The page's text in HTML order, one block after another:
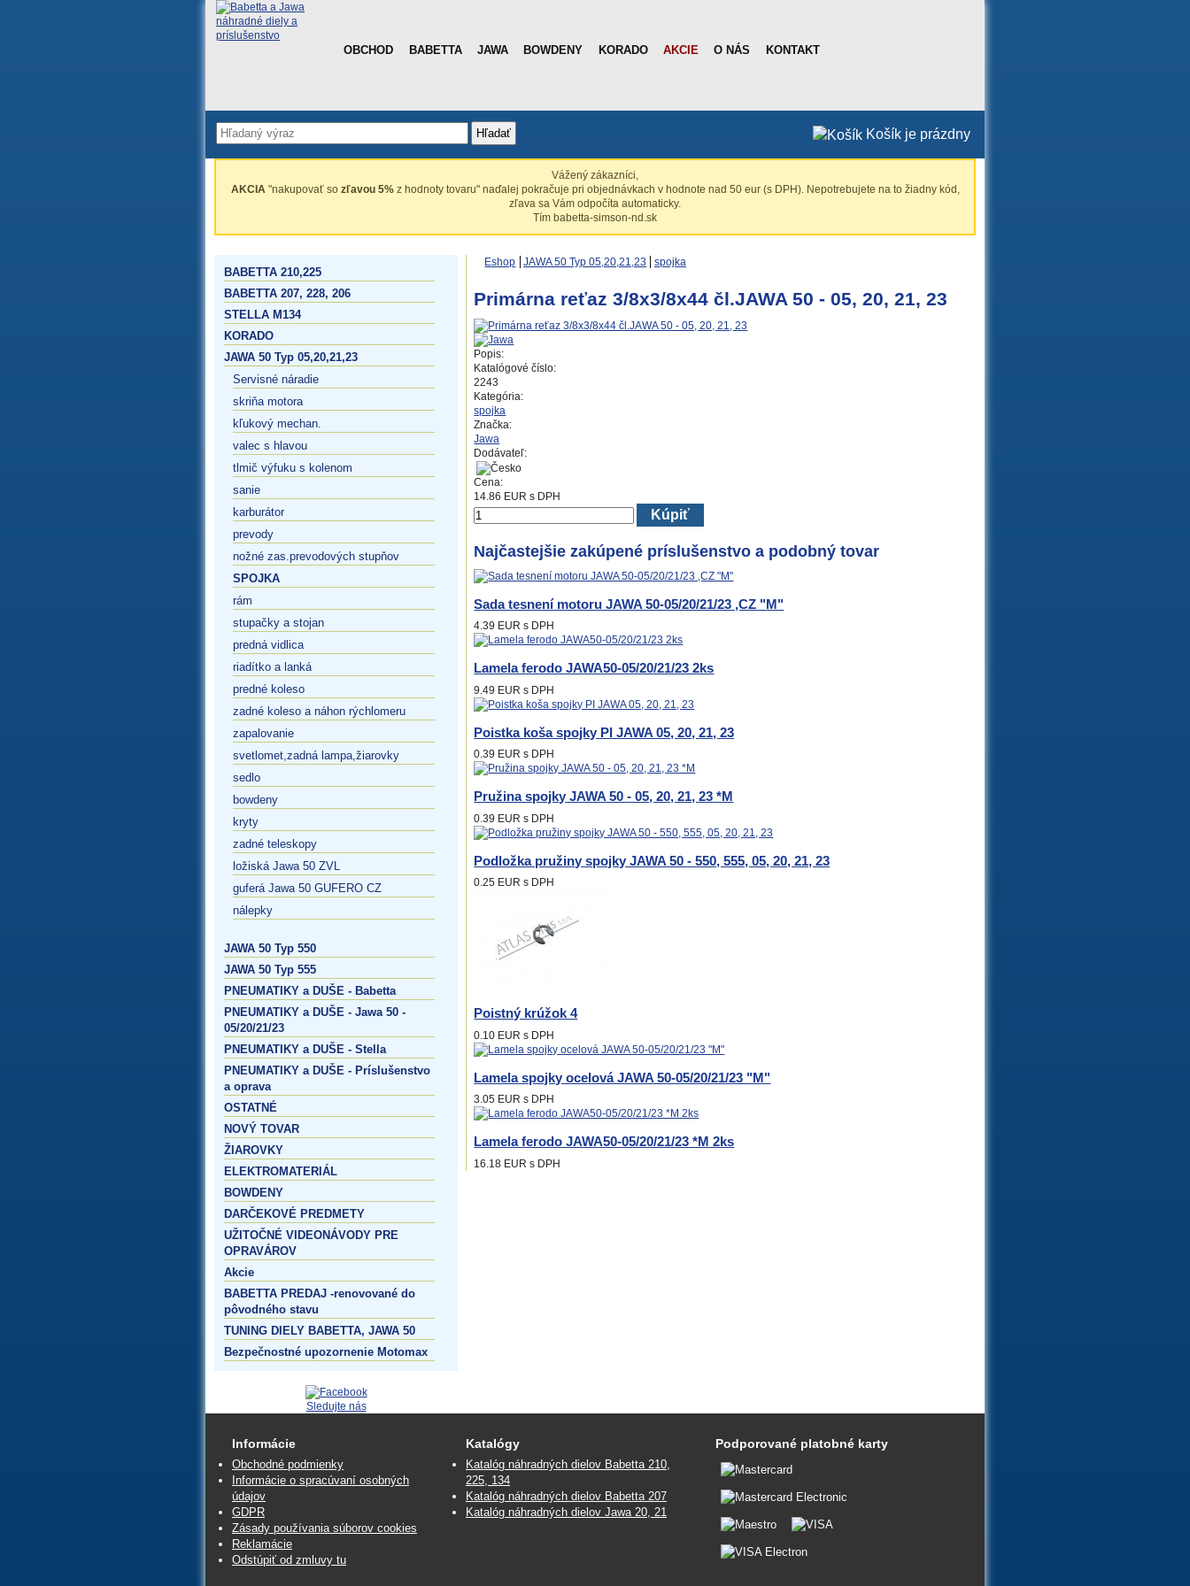
OBCHOD BABETTA JAWA BOWDENY KORADO AKCIE O NÁS KONTAKT
Hľadať Košík je prázdny
Vážený zákazníci,
AKCIA"nakupovať so zľavou 5%z hodnoty tovaru" naďalej pokračuje pri objednávkach v hodnote nad 50 eur (s DPH). Nepotrebujete na to žiadny kód,
zľava sa Vám odpočíta automaticky.
Tím babetta-simson-nd.sk
BABETTA 210,225
BABETTA 207, 228, 206
STELLA M134
KORADO
JAWA 50 Typ 05,20,21,23
Servisné náradie
skriňa motora
kľukový mechan.
valec s hlavou
tlmič výfuku s kolenom
sanie
karburátor
prevody
nožné zas.prevodových stupňov
SPOJKA
rám
stupačky a stojan
predná vidlica
riadítko a lanká
predné koleso
zadné koleso a náhon rýchlomeru
zapalovanie
svetlomet,zadná lampa,žiarovky
sedlo
bowdeny
kryty
zadné teleskopy
ložiská Jawa 50 ZVL
guferá Jawa 50 GUFERO CZ
nálepky
JAWA 50 Typ 550
JAWA 50 Typ 555
PNEUMATIKY a DUŠE - Babetta
PNEUMATIKY a DUŠE - Jawa 50 -
05/20/21/23
PNEUMATIKY a DUŠE - Stella
PNEUMATIKY a DUŠE - Príslušenstvo
a oprava
OSTATNÉ
NOVÝ TOVAR
ŽIAROVKY
ELEKTROMATERIÁL
BOWDENY
DARČEKOVÉ PREDMETY
UŽITOČNÉ VIDEONÁVODY PRE
OPRAVÁROV
Akcie
BABETTA PREDAJ -renovované do
pôvodného stavu
TUNING DIELY BABETTA, JAWA 50
Bezpečnostné upozornenie Motomax
Sledujte nás
Eshop JAWA 50 Typ 05,20,21,23 spojka
Primárna reťaz 3/8x3/8x44 čl.JAWA 50 - 05, 20, 21, 23
Popis:
Katalógové číslo:
2243
Kategória:
spojka
Značka:
Jawa
Dodávateľ:
Cena:
14.86 EUR s DPH
Kúpiť
Najčastejšie zakúpené príslušenstvo a podobný tovar
Sada tesnení motoru JAWA 50-05/20/21/23 ,CZ "M"
4.39 EUR s DPH
Lamela ferodo JAWA50-05/20/21/23 2ks
9.49 EUR s DPH
Poistka koša spojky PI JAWA 05, 20, 21, 23
0.39 EUR s DPH
Pružina spojky JAWA 50 - 05, 20, 21, 23 *M
0.39 EUR s DPH
Podložka pružiny spojky JAWA 50 - 550, 555, 05, 20, 21, 23
0.25 EUR s DPH
Poistný krúžok 4
0.10 EUR s DPH
Lamela spojky ocelová JAWA 50-05/20/21/23 "M"
3.05 EUR s DPH
Lamela ferodo JAWA50-05/20/21/23 *M 2ks
16.18 EUR s DPH
Informácie
Obchodné podmienky
Informácie o spracúvaní osobných
údajov
GDPR
Zásady používania súborov cookies
Reklamácie
Odstúpiť od zmluvy tu
Katalógy
Katalóg náhradných dielov Babetta 210,
225, 134
Katalóg náhradných dielov Babetta 207
Katalóg náhradných dielov Jawa 20, 21
Podporované platobné karty